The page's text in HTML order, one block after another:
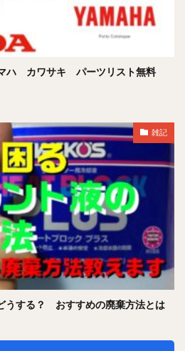
ハ カワサキ パーツリスト無料
雑記
うする？ おすすめの廃棄方法とは